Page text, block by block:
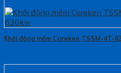
Khởi động mềm Coreken TSSM-4T-